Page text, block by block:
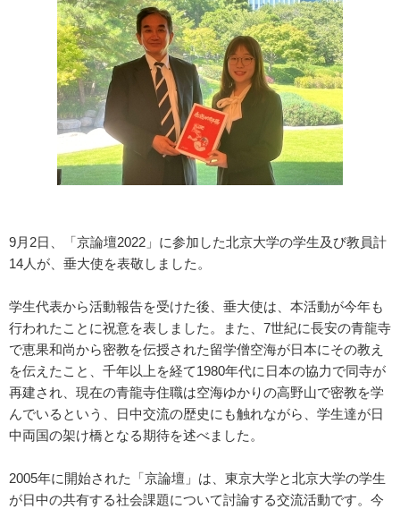
9月2日、「京論壇2022」に参加した北京大学の学生及び教員計
14人が、垂大使を表敬しました。
学生代表から活動報告を受けた後、垂大使は、本活動が今年も
行われたことに祝意を表しました。また、7世紀に長安の青龍寺
で恵果和尚から密教を伝授された留学僧空海が日本にその教え
を伝えたこと、千年以上を経て1980年代に日本の協力で同寺が
再建され、現在の青龍寺住職は空海ゆかりの高野山で密教を学
んでいるという、日中交流の歴史にも触れながら、学生達が日
中両国の架け橋となる期待を述べました。
2005年に開始された「京論壇」は、東京大学と北京大学の学生
が日中の共有する社会課題について討論する交流活動です。今